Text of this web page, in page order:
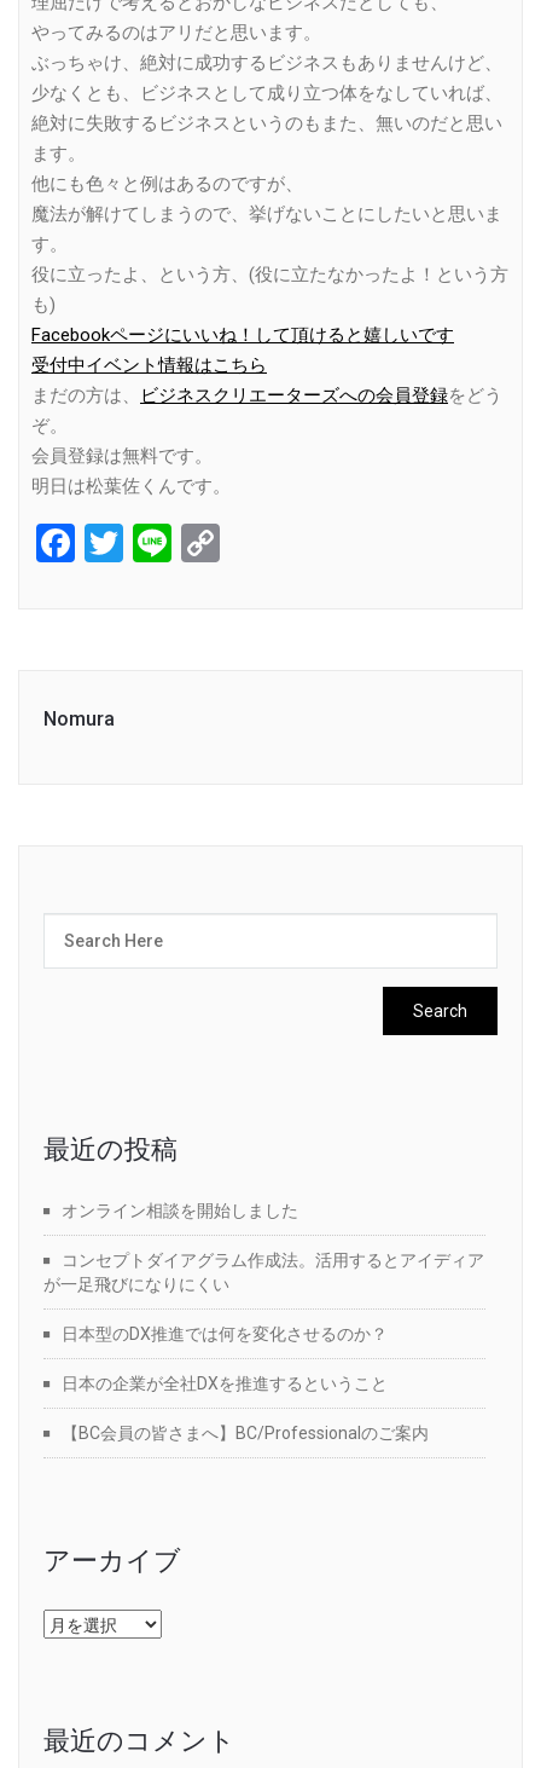
やってみるのはアリだと思います。
ぶっちゃけ、絶対に成功するビジネスもありませんけど、
少なくとも、ビジネスとして成り立つ体をなしていれば、
絶対に失敗するビジネスというのもまた、無いのだと思い
ます。
他にも色々と例はあるのですが、
魔法が解けてしまうので、挙げないことにしたいと思いま
す。
役に立ったよ、という方、(役に立たなかったよ！という方
も)
Facebookページにいいね！して頂けると嬉しいです
受付中イベント情報はこちら
まだの方は、
ビジネスクリエーターズへの会員登録をどう
ぞ。
会員登録は無料です。
明日は松葉佐くんです。
Facebook
Twitter
Line
Nomura
最近の投稿
オンライン相談を開始しました
コンセプトダイアグラム作成法。活用するとアイディア
が一足飛びになりにくい
日本型のDX推進では何を変化させるのか？
日本の企業が全社DXを推進するということ
【BC会員の皆さまへ】BC/Professionalのご案内
アーカイブ
ア
ー
最近のコメント